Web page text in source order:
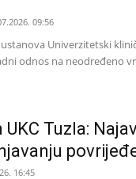
09:56
Univerzitetski
odnos na neodređeno
UKC Tuzla:
16:45